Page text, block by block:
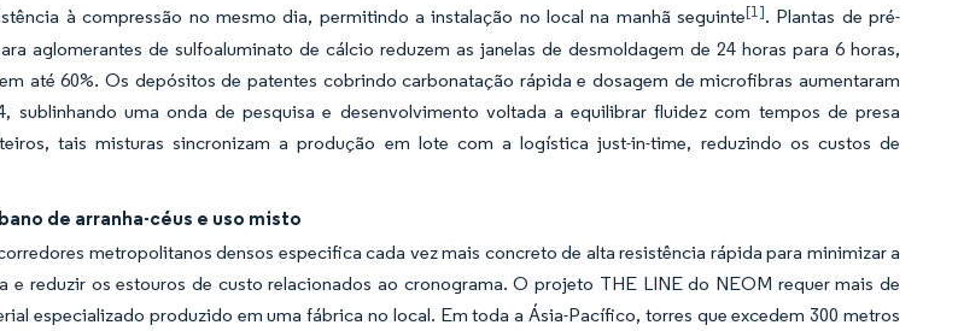
à compressão no mesmo dia, permitindo a instalação no local na manhã seguinte[1]. Plantas de pré-
aglomerantes de sulfoaluminato de cálcio reduzem as janelas de desmoldagem de 24 horas para 6 horas,
até 60%. Os depósitos de patentes cobrindo carbonatação rápida e dosagem de microfibras aumentaram
sublinhando uma onda de pesquisa e desenvolvimento voltada a equilibrar fluidez com tempos de presa
tais misturas sincronizam a produção em lote com a logística just-in-time, reduzindo os custos de
de arranha-céus e uso misto
metropolitanos densos especifica cada vez mais concreto de alta resistência rápida para minimizar a
e reduzir os estouros de custo relacionados ao cronograma. O projeto THE LINE do NEOM requer mais de
especializado produzido em uma fábrica no local. Em toda a Ásia-Pacífico, torres que excedem 300 metros